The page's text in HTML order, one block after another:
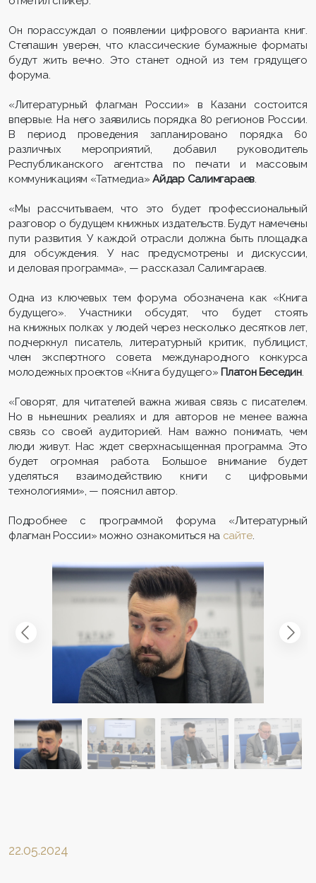
Он порассуждал о появлении цифрового варианта книг.
Степашин уверен, что классические бумажные форматы
будут жить вечно. Это станет одной из тем грядущего
форума.
«Литературный флагман России» в Казани состоится
впервые. На него заявились порядка 80 регионов России.
В период проведения запланировано порядка 60
различных мероприятий, добавил руководитель
Республиканского агентства по печати и массовым
коммуникациям «Татмедиа»Айдар Салимгараев.
«Мы рассчитываем, что это будет профессиональный
разговор о будущем книжных издательств. Будут намечены
пути развития. У каждой отрасли должна быть площадка
для обсуждения. У нас предусмотрены и дискуссии,
и деловая программа», — рассказал Салимгараев.
Одна из ключевых тем форума обозначена как «Книга
будущего». Участники обсудят, что будет стоять
на книжных полках у людей через несколько десятков лет,
подчеркнул писатель, литературный критик, публицист,
член экспертного совета международного конкурса
молодежных проектов «Книга будущего» Платон Беседин.
«Говорят, для читателей важна живая связь с писателем.
Но в нынешних реалиях и для авторов не менее важна
связь со своей аудиторией. Нам важно понимать, чем
люди живут. Нас ждет сверхнасыщенная программа. Это
будет огромная работа. Большое внимание будет
уделяться взаимодействию книги с цифровыми
технологиями», — пояснил автор.
Подробнее с программой форума «Литературный
флагман России» можно ознакомиться на сайте.
22.05.2024